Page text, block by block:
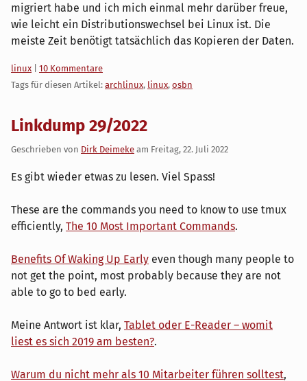
migriert habe und ich mich einmal mehr darüber freue,
wie leicht ein Distributionswechsel bei Linux ist. Die
meiste Zeit benötigt tatsächlich das Kopieren der Daten.
Kategorien:
linux
10 Kommentare
Tags für diesen Artikel: archlinux, linux, osbn
Linkdump 29/2022
Geschrieben von Dirk Deimeke am Freitag, 22. Juli 2022
Es gibt wieder etwas zu lesen. Viel Spass!
These are the commands you need to know to use tmux
efficiently, The 10 Most Important Commands.
Benefits Of Waking Up Early even though many people to
not get the point, most probably because they are not
able to go to bed early.
Meine Antwort ist klar, Tablet oder E-Reader – womit
liest es sich 2019 am besten?.
Warum du nicht mehr als 10 Mitarbeiter führen solltest,